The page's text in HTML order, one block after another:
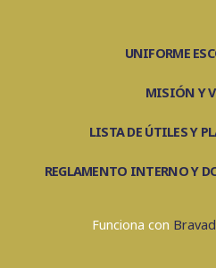
UNIFORME
MISIÓN Y
LISTA DE ÚTILES Y
REGLAMENTO INTERNO Y
Funciona con